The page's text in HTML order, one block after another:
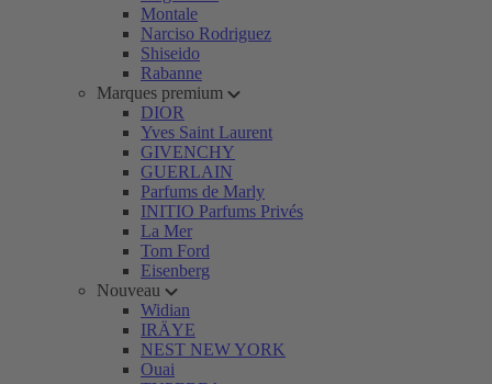
Montale
Narciso Rodriguez
Shiseido
Rabanne
Marques premium
DIOR
Yves Saint Laurent
GIVENCHY
GUERLAIN
Parfums de Marly
INITIO Parfums Privés
La Mer
Tom Ford
Eisenberg
Nouveau
Widian
IRÄYE
NEST NEW YORK
Ouai